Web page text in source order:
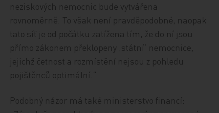
neziskových nemocnic bude vytvářena
rovnoměrně. To však není pravděpodobné, naopak
tato síť je od počátku zatížena tím, že do ní jsou
přímo zákonem překlopeny ‚státní‘ nemocnice,
jejichž četnost a rozmístění nejsou z pohledu
pojištěnců optimální.“
Podobný názor má také ministerstvo financí: